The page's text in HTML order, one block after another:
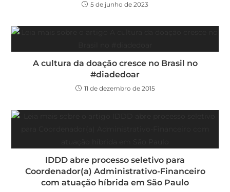
5 de junho de 2023
A cultura da doação cresce no Brasil no
#diadedoar
11 de dezembro de 2015
IDDD abre processo seletivo para
Coordenador(a) Administrativo-Financeiro
com atuação híbrida em São Paulo